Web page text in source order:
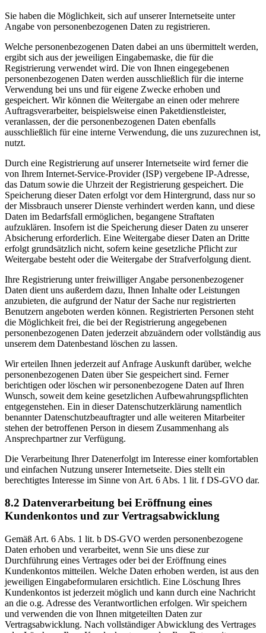
Sie haben die Möglichkeit, sich auf unserer Internetseite unter
Angabe von personenbezogenen Daten zu registrieren.
Welche personenbezogenen Daten dabei an uns übermittelt werden,
ergibt sich aus der jeweiligen Eingabemaske, die für die
Registrierung verwendet wird. Die von Ihnen eingegebenen
personenbezogenen Daten werden ausschließlich für die interne
Verwendung bei uns und für eigene Zwecke erhoben und
gespeichert. Wir können die Weitergabe an einen oder mehrere
Auftragsverarbeiter, beispielsweise einen Paketdienstleister,
veranlassen, der die personenbezogenen Daten ebenfalls
ausschließlich für eine interne Verwendung, die uns zuzurechnen ist,
nutzt.
Durch eine Registrierung auf unserer Internetseite wird ferner die
von Ihrem Internet-Service-Provider (ISP) vergebene IP-Adresse,
das Datum sowie die Uhrzeit der Registrierung gespeichert. Die
Speicherung dieser Daten erfolgt vor dem Hintergrund, dass nur so
der Missbrauch unserer Dienste verhindert werden kann, und diese
Daten im Bedarfsfall ermöglichen, begangene Straftaten
aufzuklären. Insofern ist die Speicherung dieser Daten zu unserer
Absicherung erforderlich. Eine Weitergabe dieser Daten an Dritte
erfolgt grundsätzlich nicht, sofern keine gesetzliche Pflicht zur
Weitergabe besteht oder die Weitergabe der Strafverfolgung dient.
Ihre Registrierung unter freiwilliger Angabe personenbezogener
Daten dient uns außerdem dazu, Ihnen Inhalte oder Leistungen
anzubieten, die aufgrund der Natur der Sache nur registrierten
Benutzern angeboten werden können. Registrierten Personen steht
die Möglichkeit frei, die bei der Registrierung angegebenen
personenbezogenen Daten jederzeit abzuändern oder vollständig aus
unserem dem Datenbestand löschen zu lassen.
Wir erteilen Ihnen jederzeit auf Anfrage Auskunft darüber, welche
personenbezogenen Daten über Sie gespeichert sind. Ferner
berichtigen oder löschen wir personenbezogene Daten auf Ihren
Wunsch, soweit dem keine gesetzlichen Aufbewahrungspflichten
entgegenstehen. Ein in dieser Datenschutzerklärung namentlich
benannter Datenschutzbeauftragter und alle weiteren Mitarbeiter
stehen der betroffenen Person in diesem Zusammenhang als
Ansprechpartner zur Verfügung.
Die Verarbeitung Ihrer Datenerfolgt im Interesse einer komfortablen
und einfachen Nutzung unserer Internetseite. Dies stellt ein
berechtigtes Interesse im Sinne von Art. 6 Abs. 1 lit. f DS-GVO dar.
8.2 Datenverarbeitung bei Eröffnung eines
Kundenkontos und zur Vertragsabwicklung
Gemäß Art. 6 Abs. 1 lit. b DS-GVO werden personenbezogene
Daten erhoben und verarbeitet, wenn Sie uns diese zur
Durchführung eines Vertrages oder bei der Eröffnung eines
Kundenkontos mitteilen. Welche Daten erhoben werden, ist aus den
jeweiligen Eingabeformularen ersichtlich. Eine Löschung Ihres
Kundenkontos ist jederzeit möglich und kann durch eine Nachricht
an die o.g. Adresse des Verantwortlichen erfolgen. Wir speichern
und verwenden die von Ihnen mitgeteilten Daten zur
Vertragsabwicklung. Nach vollständiger Abwicklung des Vertrages